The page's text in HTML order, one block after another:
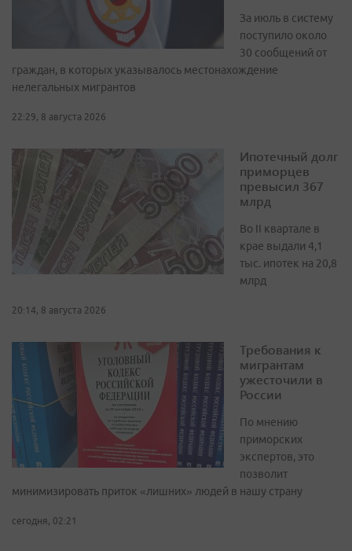
За июль в систему
поступило около
30 сообщений от
граждан, в которых указывалось местонахождение
нелегальных мигрантов
22:29, 8 августа 2026
Ипотечный долг
приморцев
превысил 367
млрд
Во II квартале в
крае выдали 4,1
тыс. ипотек на 20,8
млрд
20:14, 8 августа 2026
Требования к
мигрантам
ужесточили в
России
По мнению
приморских
экспертов, это
позволит
минимизировать приток «лишних» людей в нашу страну
сегодня, 02:21